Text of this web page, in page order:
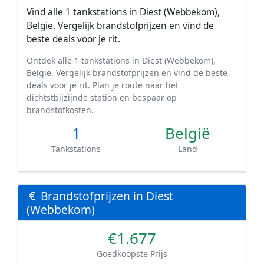
Vind alle 1 tankstations in Diest (Webbekom),
België. Vergelijk brandstofprijzen en vind de
beste deals voor je rit.
Ontdek alle 1 tankstations in Diest (Webbekom),
België. Vergelijk brandstofprijzen en vind de beste
deals voor je rit. Plan je route naar het
dichtstbijzijnde station en bespaar op
brandstofkosten.
1
Tankstations
België
Land
Brandstofprijzen in Diest
(Webbekom)
€1.677
Goedkoopste Prijs